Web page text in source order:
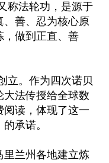
称法轮功，是源于
善、忍为核心原
，做到正直、善
立。作为四次诺贝
法传授给全球数
读，体现了这一
承诺。
里兰州各地建立炼